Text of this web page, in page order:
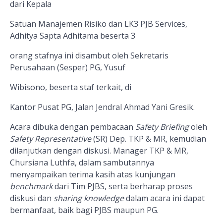
dari Kepala
Satuan Manajemen Risiko dan LK3 PJB Services,
Adhitya Sapta Adhitama beserta 3
orang stafnya ini disambut oleh Sekretaris
Perusahaan (Sesper) PG, Yusuf
Wibisono, beserta staf terkait, di
Kantor Pusat PG, Jalan Jendral Ahmad Yani Gresik.
Acara dibuka dengan pembacaan Safety Briefingoleh
Safety Representative(SR) Dep. TKP & MR, kemudian
dilanjutkan dengan diskusi. Manager TKP & MR,
Chursiana Luthfa, dalam sambutannya
menyampaikan terima kasih atas kunjungan
benchmarkdari Tim PJBS, serta berharap proses
diskusi dan sharing knowledgedalam acara ini dapat
bermanfaat, baik bagi PJBS maupun PG.